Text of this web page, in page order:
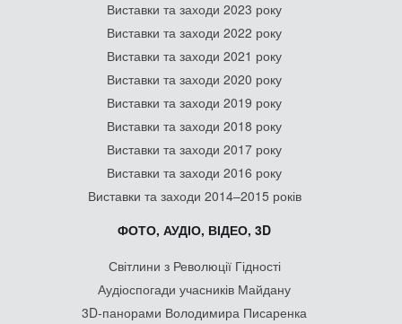
Виставки та заходи 2023 року
Виставки та заходи 2022 року
Виставки та заходи 2021 року
Виставки та заходи 2020 року
Виставки та заходи 2019 року
Виставки та заходи 2018 року
Виставки та заходи 2017 року
Виставки та заходи 2016 року
Виставки та заходи 2014–2015 років
ФОТО, АУДІО, ВІДЕО, 3D
Світлини з Революції Гідності
Аудіоспогади учасників Майдану
3D-панорами Володимира Писаренка